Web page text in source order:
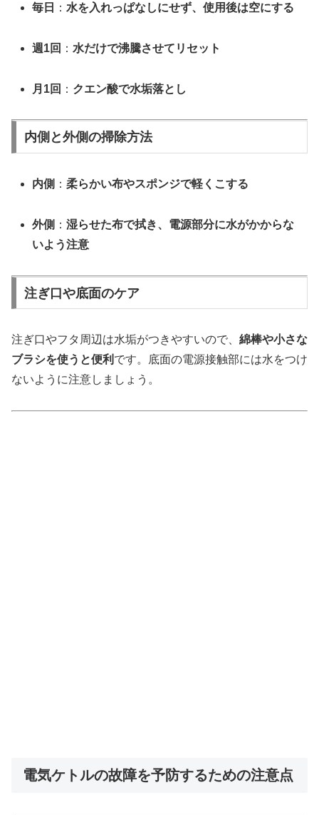
毎日 ： 水を入れっぱなしにせず、使用後は空にする
週1回 ： 水だけで沸騰させてリセット
月1回 ： クエン酸で水垢落とし
内側と外側の掃除方法
内側 ：柔らかい布やスポンジで軽くこする
外側 ：湿らせた布で拭き、電源部分に水がかからな
いよう注意
注ぎ口や底面のケア
注ぎ口やフタ周辺は水垢がつきやすいので、 綿棒や小さな
ブラシを使うと便利 です。底面の電源接触部には水をつけ
ないように注意しましょう。
電気ケトルの故障を予防するための注意点